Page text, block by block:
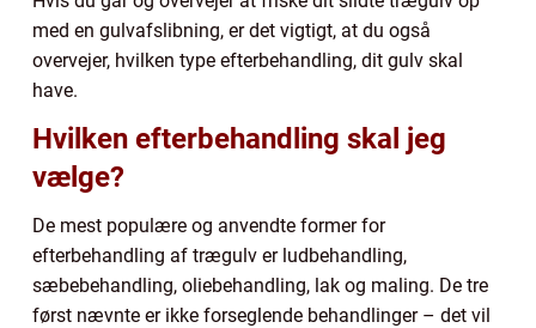
med en gulvafslibning, er det vigtigt, at du også
overvejer, hvilken type efterbehandling, dit gulv skal
have.
Hvilken efterbehandling skal jeg
vælge?
De mest populære og anvendte former for
efterbehandling af trægulv er ludbehandling,
sæbebehandling, oliebehandling, lak og maling. De tre
først nævnte er ikke forseglende behandlinger – det vil